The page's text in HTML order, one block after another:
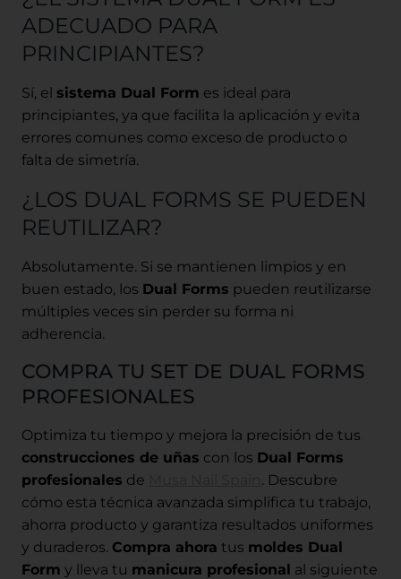
ADECUADO PARA
PRINCIPIANTES?
Sí, el sistema Dual Form es ideal para
principiantes, ya que facilita la aplicación y evita
errores comunes como exceso de producto o
falta de simetría.
¿LOS DUAL FORMS SE PUEDEN
REUTILIZAR?
Absolutamente. Si se mantienen limpios y en
buen estado, los Dual Forms pueden reutilizarse
múltiples veces sin perder su forma ni
adherencia.
COMPRA TU SET DE DUAL FORMS
PROFESIONALES
Optimiza tu tiempo y mejora la precisión de tus
construcciones de uñas con los Dual Forms
profesionales de
. Descubre
cómo esta técnica avanzada simplifica tu trabajo,
ahorra producto y garantiza resultados uniformes
y duraderos. Compra ahora tus moldes Dual
Form y lleva tu manicura profesional al siguiente